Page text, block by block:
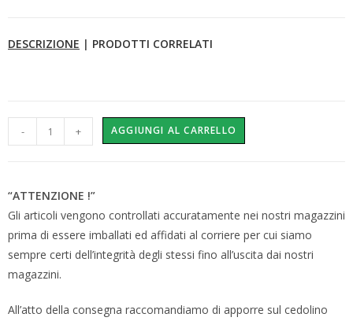
DESCRIZIONE | PRODOTTI CORRELATI
- + AGGIUNGI AL CARRELLO
“ATTENZIONE !”
Gli articoli vengono controllati accuratamente nei nostri magazzini
prima di essere imballati ed affidati al corriere per cui siamo
sempre certi dell’integrità degli stessi fino all’uscita dai nostri
magazzini.
All’atto della consegna raccomandiamo di apporre sul cedolino